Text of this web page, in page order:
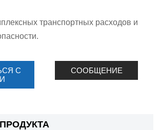
транспортных расходов и
С
СООБЩЕНИЕ